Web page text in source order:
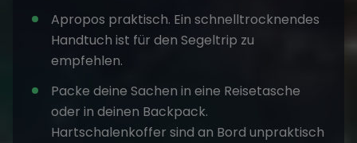
Apropos praktisch. Ein schnelltrocknendes
Handtuch ist für den Segeltrip zu
empfehlen.
Packe deine Sachen in eine Reisetasche
oder in deinen Backpack.
Hartschalenkoffer sind an Bord unpraktisch